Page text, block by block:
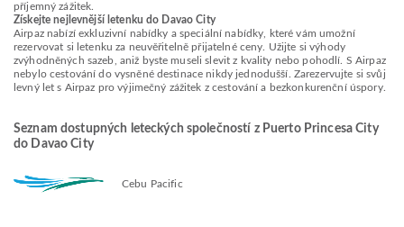
příjemný zážitek.
Získejte nejlevnější letenku do Davao City
Airpaz nabízí exkluzivní nabídky a speciální nabídky, které vám umožní
rezervovat si letenku za neuvěřitelně přijatelné ceny. Užijte si výhody
zvýhodněných sazeb, aniž byste museli slevit z kvality nebo pohodlí. S Airpaz
nebylo cestování do vysněné destinace nikdy jednodušší. Zarezervujte si svůj
levný let s Airpaz pro výjimečný zážitek z cestování a bezkonkurenční úspory.
Seznam dostupných leteckých společností z Puerto Princesa City
do Davao City
Cebu Pacific